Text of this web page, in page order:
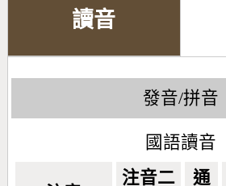
讀音
發音/拼音
國語讀音
注音二
通